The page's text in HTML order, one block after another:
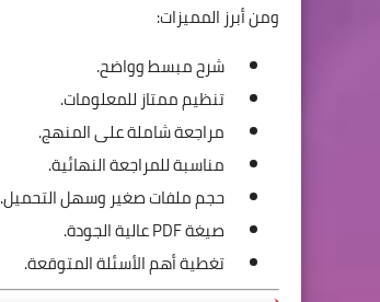
ومن أبرز المميزات:
شرح مبسط وواضح.
تنظيم ممتاز للمعلومات.
مراجعة شاملة على المنهج.
مناسبة للمراجعة النهائية.
حجم ملفات صغير وسهل التحميل.
صيغة PDF عالية الجودة.
تغطية أهم الأسئلة المتوقعة.